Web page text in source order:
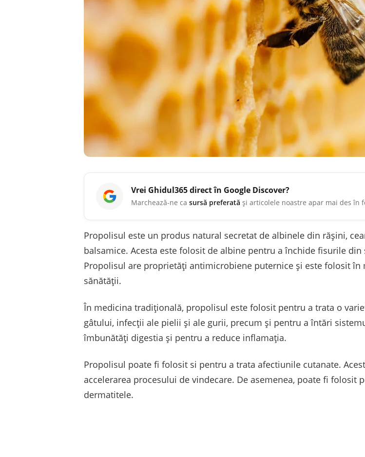
Vrei Ghidul365direct în Google Discover?
Marchează-ne ca sursă preferată și articolele noastre apar mai des în
Propolisul este un produs natural secretat de albinele din răşini,
balsamice. Acesta este folosit de albine pentru a închide fisurile
Propolisul are proprietăţi antimicrobiene puternice şi este folosit
sănătăţii.
În medicina tradiţională, propolisul este folosit pentru a trata o
gâtului, infecţii ale pielii şi ale gurii, precum şi pentru a întări
îmbunătăţi digestia şi pentru a reduce inflamaţia.
Propolisul poate fi folosit si pentru a trata afectiunile cutanate.
accelerarea procesului de vindecare. De asemenea, poate fi folosit
dermatitele.